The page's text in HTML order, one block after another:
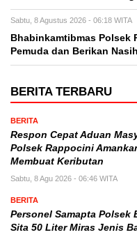
Sabtu, 8 Agustus 2026 - 06:18 WITA
Bhabinkamtibmas Polsek
Pemuda dan Berikan
BERITA TERBARU
BERITA
Respon Cepat Aduan
Polsek Rappocini
Membuat Keributan
Sabtu, 8 Agu 2026 - 06:46 WITA
BERITA
Personel Samapta Polsek
Sita 50 Liter Miras Jenis